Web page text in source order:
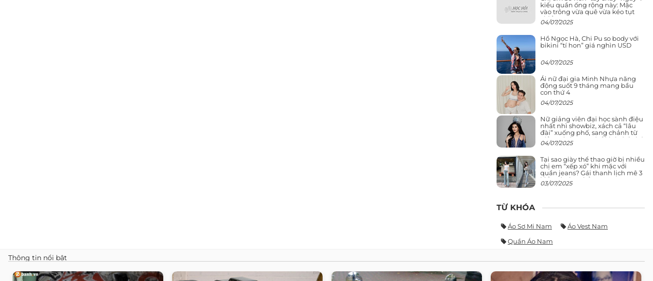
kiểu quần ống rộng này: Mặc
vào trông vừa quê vừa kéo tụt
chiều cao
04/07/2025
Hồ Ngọc Hà, Chi Pu so body với
bikini “tí hon” giá nghìn USD
04/07/2025
Ái nữ đại gia Minh Nhựa năng
động suốt 9 tháng mang bầu
con thứ 4
04/07/2025
Nữ giảng viên đại học sành điệu
nhất nhì showbiz, xách cả “lâu
đài” xuống phố, sang chảnh từ
giảng đường ra phố khó ai đọ lại
04/07/2025
Tại sao giày thể thao giờ bị nhiều
chị em “xếp xó” khi mặc với
quần jeans? Gái thanh lịch mê 3
kiểu này hơn hẳn
03/07/2025
TỪ KHÓA
Áo Sơ Mi Nam
Áo Vest Nam
Quần Áo Nam
Thông tin nổi bật